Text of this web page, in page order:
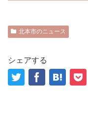
北本市のニュース
シェアする